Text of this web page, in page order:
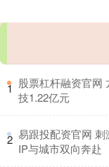
1 股票杠杆融资官网
技1.22亿元
2 易跟投配资官网 刺
IP与城市双向奔赴